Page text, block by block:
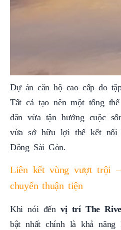
Dự án căn hộ cao cấp do
Tất cả tạo nên một tổng
dân vừa tận hưởng cuộc
vừa sở hữu lợi thế kết nối
Đông Sài Gòn.
Liên kết vùng vượt trội
chuyển thuận tiện
Khi nói đến vị trí The
bật nhất chính là khả năng